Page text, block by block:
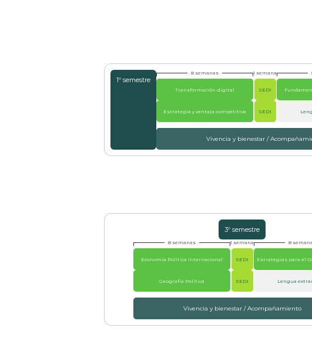
1º semestre
8 semanas
Transformación digital
Estrategia y ventaja competitiva
1 semana
SEDI
SEDI
Vivencia y bienestar /
3º semestre
8 semanas
Economía Política Internacional
Geografía Política
1 semana
SEDI
SEDI
8
Estrategias para el
Lengua
Vivencia y bienestar / Acompañamiento